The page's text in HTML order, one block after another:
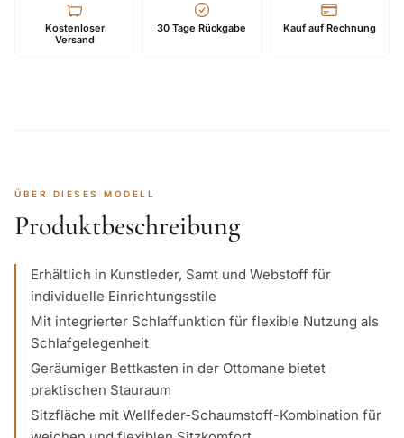
Kostenloser
Versand
30 Tage Rückgabe Kauf auf Rechnung
ÜBER DIESES MODELL
Produktbeschreibung
Erhältlich in Kunstleder, Samt und Webstoff für
individuelle Einrichtungsstile
Mit integrierter Schlaffunktion für flexible Nutzung als
Schlafgelegenheit
Geräumiger Bettkasten in der Ottomane bietet
praktischen Stauraum
Sitzfläche mit Wellfeder-Schaumstoff-Kombination für